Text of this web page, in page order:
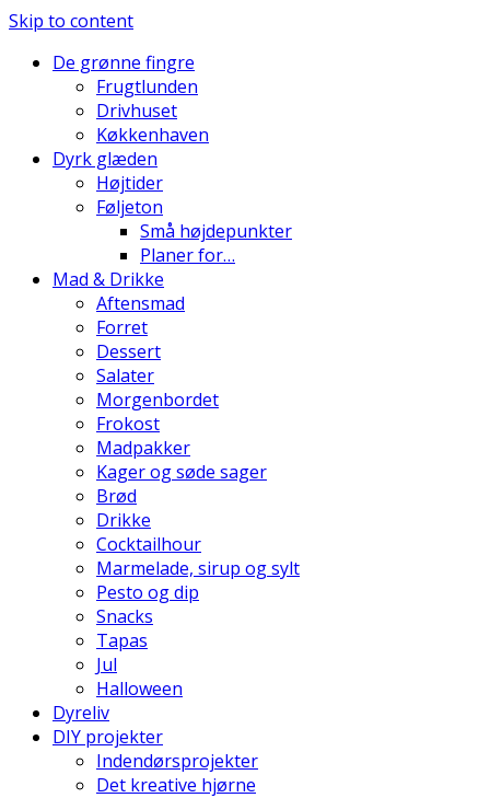
Skip to content
De grønne fingre
Frugtlunden
Drivhuset
Køkkenhaven
Dyrk glæden
Højtider
Føljeton
Små højdepunkter
Planer for…
Mad & Drikke
Aftensmad
Forret
Dessert
Salater
Morgenbordet
Frokost
Madpakker
Kager og søde sager
Brød
Drikke
Cocktailhour
Marmelade, sirup og sylt
Pesto og dip
Snacks
Tapas
Jul
Halloween
Dyreliv
DIY projekter
Indendørsprojekter
Det kreative hjørne